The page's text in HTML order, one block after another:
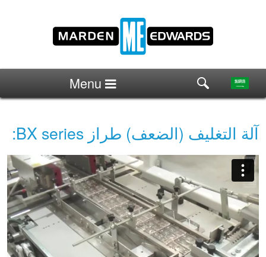
آلة التغليف (الضعف) طراز BX series: